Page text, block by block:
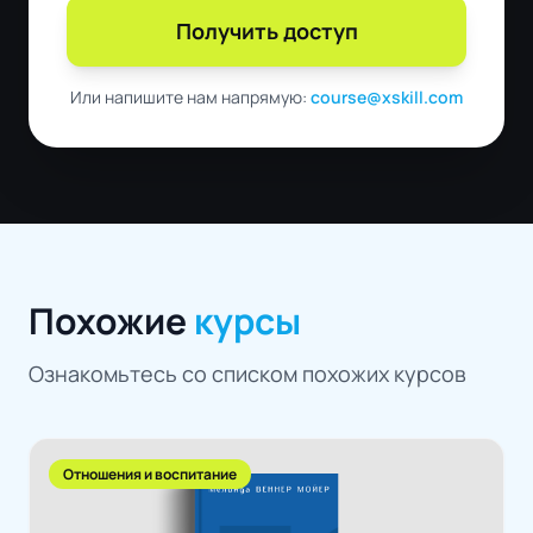
Получить доступ
Или напишите нам напрямую: course@xskill.com
Похожие курсы
Ознакомьтесь со списком похожих курсов
Отношения и воспитание